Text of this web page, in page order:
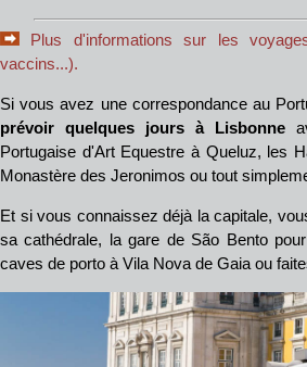
Plus d'informations sur les
vaccins...).
Si vous avez une correspondance au
prévoir quelques jours à Lisbonne
Portugaise d'Art Equestre à Queluz, les
Monastère des Jeronimos ou tout
Et si vous connaissez déjà la capitale,
sa cathédrale, la gare de São Bento
caves de porto à Vila Nova de Gaia ou